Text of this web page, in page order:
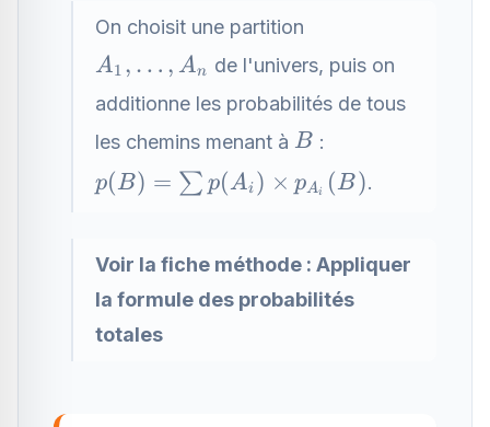
On choisit une partition
A_1,\ldots,A_n
A1 , … , An de l'univers, puis on
additionne les probabilités de tous
les chemins menant à B
B :
p(B)=\sum
p(B) = ∑ p(Ai ) × pAi (B).
Voir la fiche méthode : Appliquer
la formule des probabilités
totales